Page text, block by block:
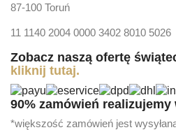
87-100 Toruń
11 1140 2004 0000 3402 8010 5026
Zobacz naszą ofertę
kliknij tutaj.
90% zamówień realizujemy
*większość zamówień jest